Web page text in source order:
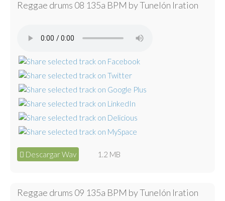
Reggae drums 08 135a BPM by Tunelón Iration
Descargar Wav 1.2 MB
Reggae drums 09 135a BPM by Tunelón Iration